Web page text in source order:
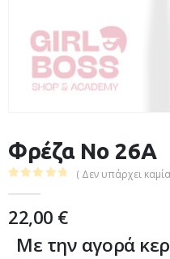
Φρέζα No 26A
( Δεν υπάρχει
22,00 €
Με την αγορά